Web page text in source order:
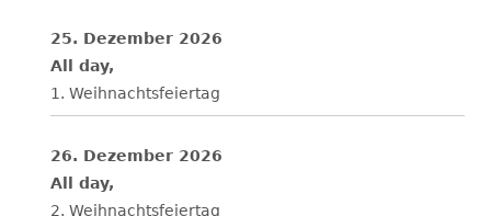
25. Dezember 2026
All day,
1. Weihnachtsfeiertag
26. Dezember 2026
All day,
2. Weihnachtsfeiertag